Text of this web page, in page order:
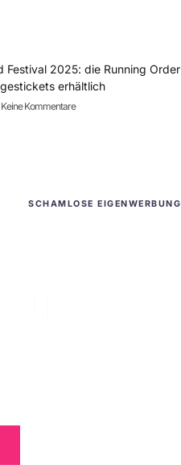
Festival 2025: die Running Order
erhältlich
Keine Kommentare
SCHAMLOSE EIGENWERBUNG